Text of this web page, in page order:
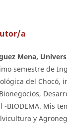
a
Mena,
semestre de
del Chocó,
BIODEMA. Mis
y